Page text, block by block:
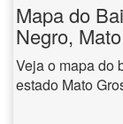
Mapa do
Negro,
Veja o mapa do
estado Mato